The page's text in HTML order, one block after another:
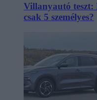
Villanyautó teszt:
csak 5 személyes?